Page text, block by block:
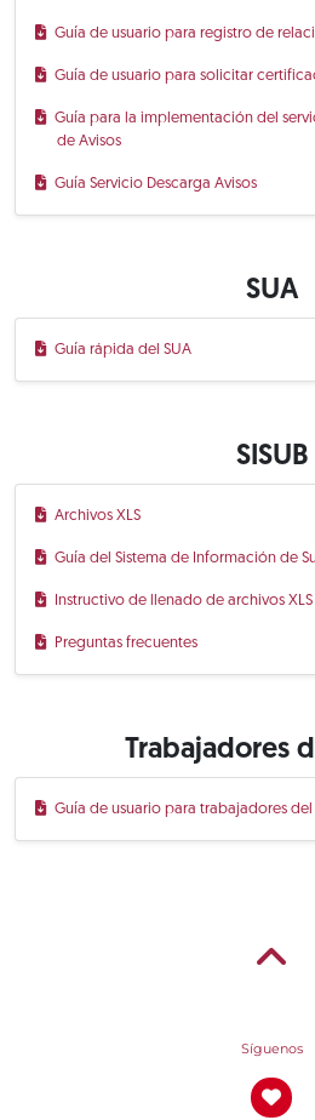
Guía de usuario para registro de
Guía de usuario para solicitar
Guía para la implementación del
de Avisos
Guía Servicio Descarga Avisos
SUA
Guía rápida del SUA
SISUB
Archivos XLS
Guía del Sistema de Información de
Instructivo de llenado de archivos XLS
Preguntas frecuentes
Trabajadores
Guía de usuario para trabajadores
Síguenos